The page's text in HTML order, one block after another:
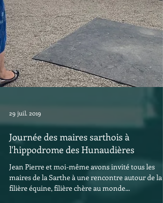
29 juil. 2019
Journée des maires sarthois à
l'hippodrome des Hunaudières